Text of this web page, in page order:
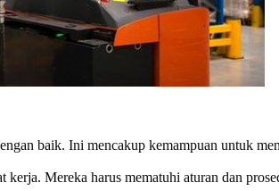
baik. Ini mencakup kemampuan untuk
Mereka harus mematuhi aturan dan